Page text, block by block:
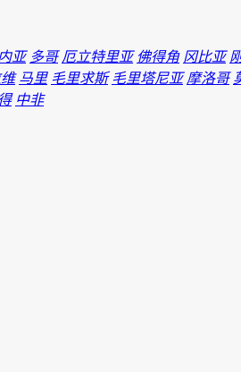
亚 多哥 厄立特里亚 佛得角 冈比亚
马里 毛里求斯 毛里塔尼亚 摩洛哥
中非